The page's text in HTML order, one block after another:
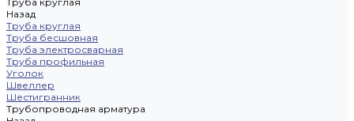
Назад
Труба круглая
Труба бесшовная
Труба электросварная
Труба профильная
Уголок
Швеллер
Шестигранник
Трубопроводная арматура